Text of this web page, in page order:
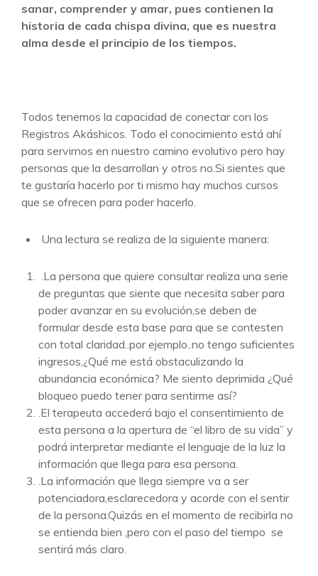
sanar, comprender y amar, pues contienen la
historia de cada chispa divina, que es nuestra
alma desde el principio de los tiempos.
Todos tenemos la capacidad de conectar con los
Registros Akáshicos. Todo el conocimiento está ahí
para servirnos en nuestro camino evolutivo pero hay
personas que la desarrollan y otros no.Si sientes que
te gustaría hacerlo por ti mismo hay muchos cursos
que se ofrecen para poder hacerlo.
Una lectura se realiza de la siguiente manera:
.La persona que quiere consultar realiza una serie
de preguntas que siente que necesita saber para
poder avanzar en su evolución,se deben de
formular desde esta base para que se contesten
con total claridad..por ejemplo..no tengo suficientes
ingresos,¿Qué me está obstaculizando la
abundancia económica? Me siento deprimida ¿Qué
bloqueo puedo tener para sentirme así?
.El terapeuta accederá bajo el consentimiento de
esta persona a la apertura de “el libro de su vida” y
podrá interpretar mediante el lenguaje de la luz la
información que llega para esa persona.
.La información que llega siempre va a ser
potenciadora,esclarecedora y acorde con el sentir
de la persona.Quizás en el momento de recibirla no
se entienda bien ,pero con el paso del tiempo se
sentirá más claro.